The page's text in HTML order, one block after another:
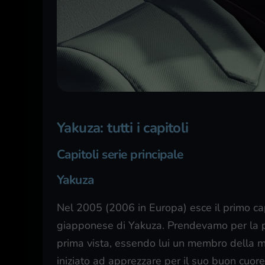
Yakuza: tutti i capitoli
Capitoli serie principale
Yakuza
Nel 2005 (2006 in Europa) esce il primo
giapponese di Yakuza. Prendevamo per
prima vista, essendo lui un membro della
iniziato ad apprezzare per il suo buon